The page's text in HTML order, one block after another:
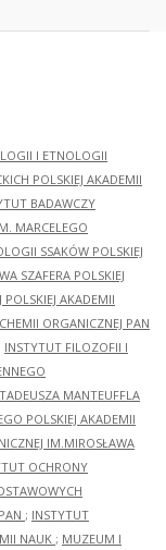
I ETNOLOGII
POLSKIEJ AKADEMII
BADAWCZY
MARCELEGO
SSAKÓW POLSKIEJ
SZAFERA POLSKIEJ
AKADEMII
ORGANICZNEJ PAN
INSTYTUT FILOZOFII I
MANTEUFFLA
POLSKIEJ AKADEMII
IM.MIROSŁAWA
OCHRONY
; INSTYTUT
NAUK ; MUZEUM I